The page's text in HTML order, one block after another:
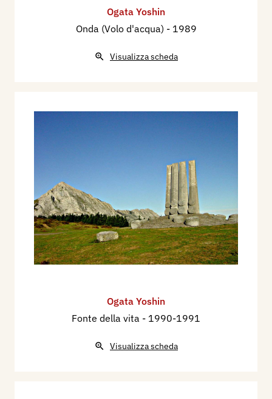
Ogata Yoshin
Onda (Volo d'acqua) - 1989
Visualizza scheda
Ogata Yoshin
Fonte della vita - 1990-1991
Visualizza scheda